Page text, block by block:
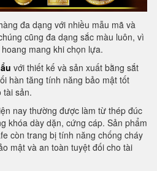
đa dạng với nhiều mẫu mã và
cũng đa dạng sắc màu luôn, vì
mang khi chọn lựa.
với thiết kế và sản xuất bằng sắt
hàn tăng tính năng bảo mật tốt
tài sản.
nay thường được làm từ thép đúc
khóa dày dặn, cứng cáp. Sản phẩm
còn trang bị tính năng chống cháy
mật và an toàn tuyệt đối cho tài